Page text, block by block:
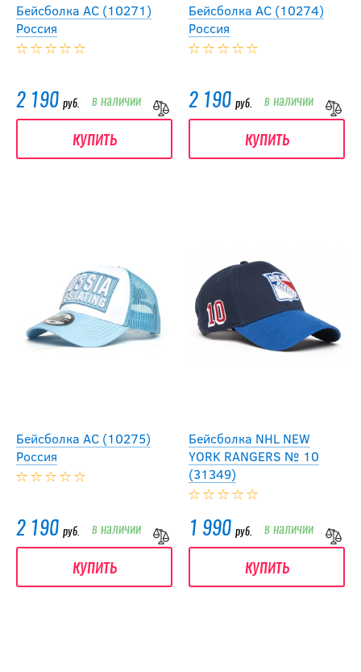
Бейсболка АС (10271)
Россия
2 190 руб. в наличии
купить
Бейсболка АС (10274)
Россия
2 190 руб. в наличии
купить
Бейсболка АС (10275)
Россия
2 190 руб. в наличии
купить
Бейсболка NHL NEW
YORK RANGERS № 10
(31349)
1 990 руб. в наличии
купить